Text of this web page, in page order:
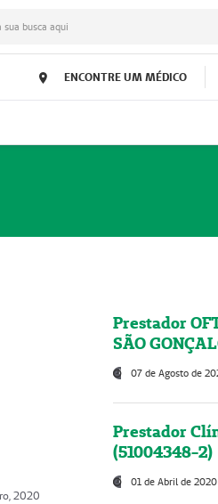
sua busca aqui
ENCONTRE UM MÉDICO
2020
Prestador
SÃO
07 de Agosto de
Prestador
(51004348-2)
01 de Abril de 2020